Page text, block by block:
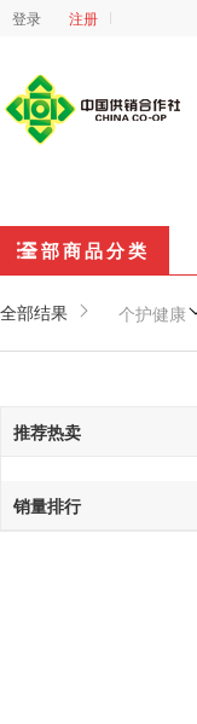
登录 注册
全部商品分类
全部结果 个护健康
推荐热卖
销量排行